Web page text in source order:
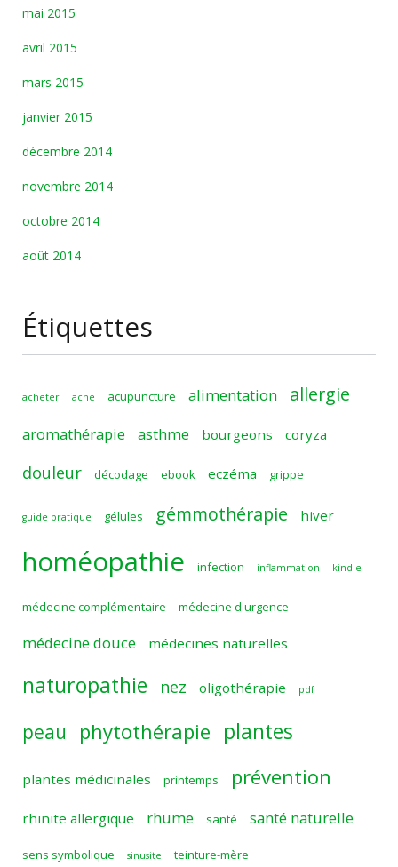
mai 2015
avril 2015
mars 2015
janvier 2015
décembre 2014
novembre 2014
octobre 2014
août 2014
Étiquettes
acheter acné acupuncture alimentation allergie
aromathérapie asthme bourgeons coryza
douleur décodage ebook eczéma grippe
guide pratique gélules gémmothérapie hiver
homéopathie infection inflammation kindle
médecine complémentaire médecine d'urgence
médecine douce médecines naturelles
naturopathie nez oligothérapie pdf
peau phytothérapie plantes
plantes médicinales printemps prévention
rhinite allergique rhume santé santé naturelle
sens symbolique sinusite teinture-mère